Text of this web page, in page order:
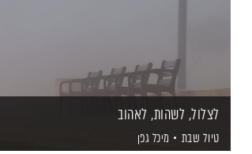
לצלול, לשהות, לאהוב
טיול שבת מיכל גפן